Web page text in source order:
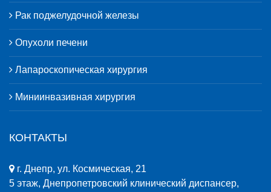
Рак поджелудочной железы
Опухоли печени
Лапароскопическая хирургия
Миниинвазивная хирургия
КОНТАКТЫ
г. Днепр, ул. Космическая, 21
5 этаж, Днепропетровский клинический диспансер,